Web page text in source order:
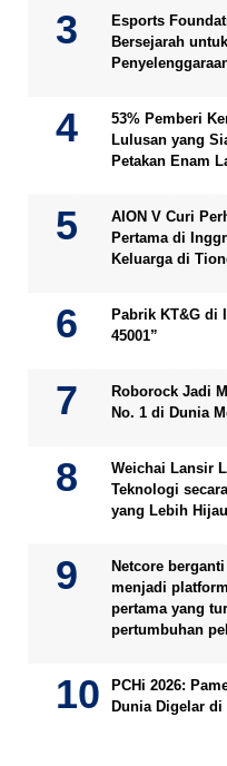
Esports
Bersejarah
53% Pemberi
Lulusan yang
Petakan Enam
AION V Curi
Pertama di
Keluarga di
Pabrik KT&G di
45001”
Roborock Jadi
No. 1 di Dunia
Weichai Lansir
Teknologi
yang Lebih
Netcore
menjadi
pertama yang
pertumbuhan
PCHi 2026:
Dunia Digelar di